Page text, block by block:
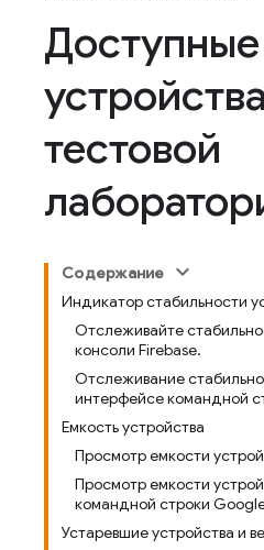
Доступные
тестовой
Содержание
Индикатор стабильности
Отслеживайте
консоли Firebase.
Отслеживание
интерфейсе командной
Емкость устройства
Просмотр емкости
Просмотр емкости
командной строки
Устаревшие устройства и